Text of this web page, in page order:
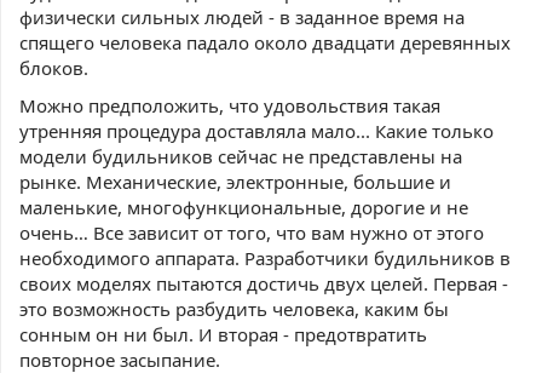
физически сильных людей - в заданное время на
спящего человека падало около двадцати деревянных
блоков.
Можно предположить, что удовольствия такая
утренняя процедура доставляла мало... Какие только
модели будильников сейчас не представлены на
рынке. Механические, электронные, большие и
маленькие, многофункциональные, дорогие и не
очень… Все зависит от того, что вам нужно от этого
необходимого аппарата. Разработчики будильников в
своих моделях пытаются достичь двух целей. Первая -
это возможность разбудить человека, каким бы
сонным он ни был. И вторая - предотвратить
повторное засыпание.